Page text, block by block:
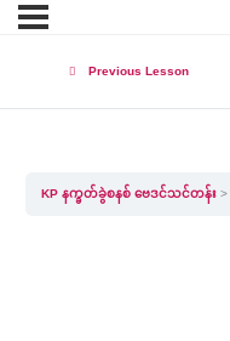
Previous Lesson
KP နက္ခတ်ခွဲစနစ် ဗေဒင်သင်တန်း